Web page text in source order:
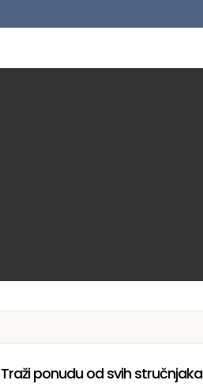
Traži ponudu od svih stručnjaka